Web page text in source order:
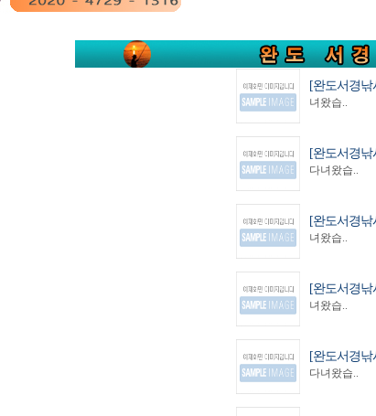
[완도서경
녀왔습..
[완도서경낚
다녀왔습..
[완도서경
녀왔습..
[완도서경
녀왔습..
[완도서경
다녀왔습..